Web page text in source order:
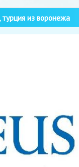
из воронежа